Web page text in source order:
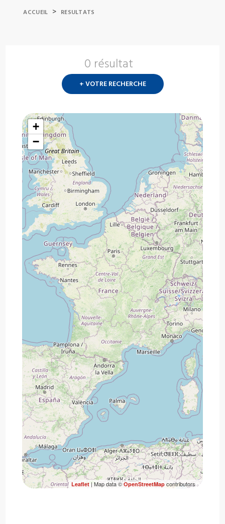
ACCUEIL > RESULTATS
0 résultat
+ VOTRE RECHERCHE
+
−
Leaflet| Map data ©OpenStreetMapcontributors